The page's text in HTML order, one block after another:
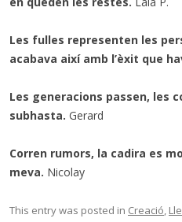
Les fulles representen les
acabava així amb l’èxit que
Les generacions passen, les
subhasta. Gerard
Corren rumors, la cadira es
meva. Nicolay
This entry was posted in Creació,